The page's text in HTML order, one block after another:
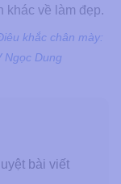
khác về làm đẹp.
khắc chân mày:
Ngọc Dung
bài viết